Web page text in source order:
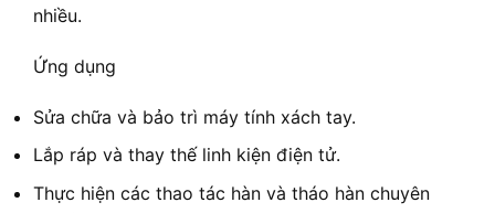
nhiều.
Ứng dụng
Sửa chữa và bảo trì máy tính xách tay.
Lắp ráp và thay thế linh kiện điện tử.
Thực hiện các thao tác hàn và tháo hàn chuyên